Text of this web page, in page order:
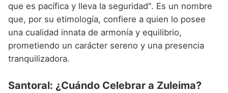
que es pacífica y lleva la seguridad". Es un nombre
que, por su etimología, confiere a quien lo posee
una cualidad innata de armonía y equilibrio,
prometiendo un carácter sereno y una presencia
tranquilizadora.
Santoral: ¿Cuándo Celebrar a Zuleima?